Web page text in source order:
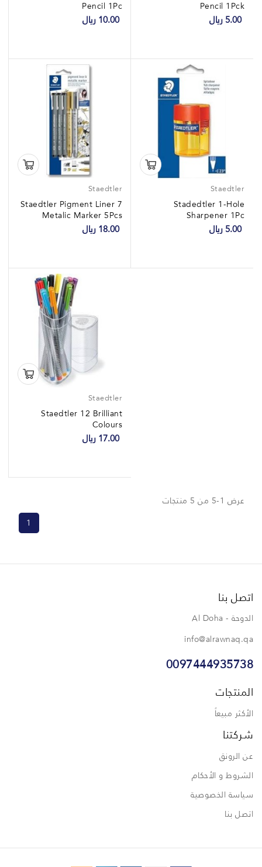
Pencil 1Pc
10.00 ريال
Pencil 1Pck
5.00 ريال
Staedtler
Staedtler Pigment Liner 7
Metalic Marker 5Pcs
1Card
18.00 ريال
Staedtler
Stadedtler 1-Hole
Sharpener 1Pc
5.00 ريال
Staedtler
Staedtler 12 Brilliant
Colours
17.00 ريال
عرض 1-5 من 5 منتجات
1
اتصل بنا
الدوحة - Al Doha
info@alrawnaq.qa
0097444935738
المنتجات
الأكثر مبيعاً
شركتنا
عن الرونق
الشروط و الأحكام
سياسة الخصوصية
اتصل بنا